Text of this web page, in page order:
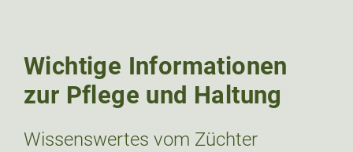
Wichtige Informationen
zur Pflege und Haltung
Wissenswertes vom Züchter